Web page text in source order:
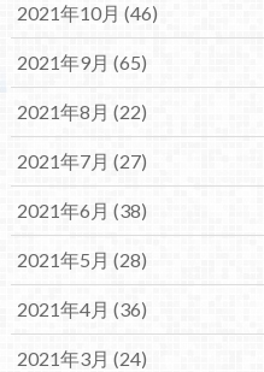
2021年10月 (46)
2021年9月 (65)
2021年8月 (22)
2021年7月 (27)
2021年6月 (38)
2021年5月 (28)
2021年4月 (36)
2021年3月 (24)